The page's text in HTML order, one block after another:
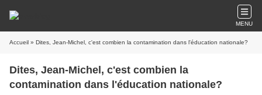
MENU
Accueil » Dites, Jean-Michel, c'est combien la contamination dans l'éducation nationale?
Dites, Jean-Michel, c'est combien la
contamination dans l'éducation nationale?